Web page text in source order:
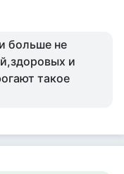
больше не
и
такое